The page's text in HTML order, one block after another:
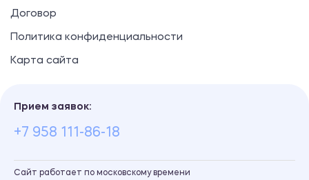
Договор
Политика конфиденциальности
Карта сайта
Прием заявок:
+7 958 111-86-18
Сайт работает по московскому времени